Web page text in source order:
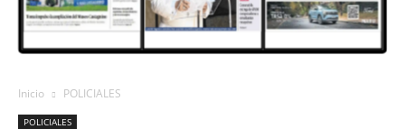
Inicio POLICIALES
POLICIALES